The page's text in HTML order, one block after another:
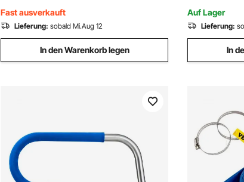
Gebogenes Design
Fast ausverkauft
Lieferung: sobald Mi.Aug 12
In den Warenkorb legen
Auf Lager
Lieferung:
In